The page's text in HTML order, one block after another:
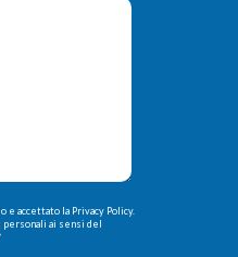
e accettato la Privacy Policy.
ai sensi del